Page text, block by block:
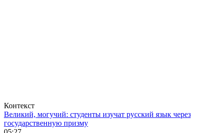
Контекст
Великий, могучий: студенты изучат русский язык через
государственную призму